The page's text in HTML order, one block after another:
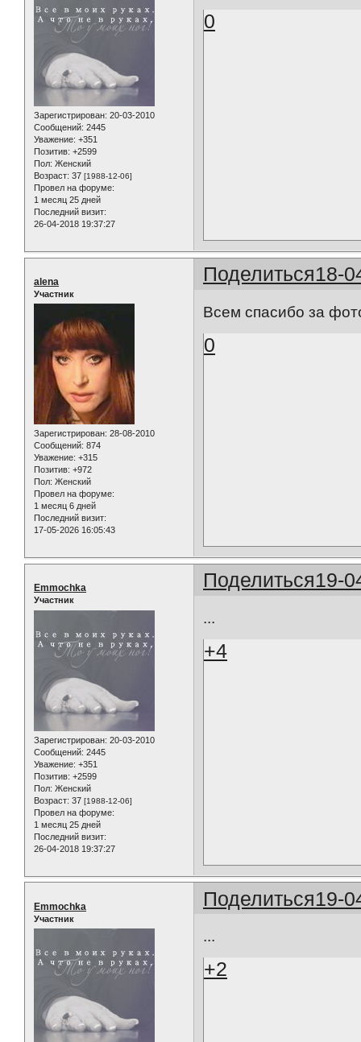
Зарегистрирован: 20-03-2010
Сообщений: 2445
Уважение: +351
Позитив: +2599
Пол: Женский
Возраст: 37 [1988-12-06]
Провел на форуме:
1 месяц 25 дней
Последний визит:
26-04-2018 19:37:27
0
Поделиться18-
alena
Участник
Зарегистрирован: 28-08-2010
Сообщений: 874
Уважение: +315
Позитив: +972
Пол: Женский
Провел на форуме:
1 месяц 6 дней
Последний визит:
17-05-2026 16:05:43
Всем спасибо за
0
Поделиться19-
Emmochka
Участник
Зарегистрирован: 20-03-2010
Сообщений: 2445
Уважение: +351
Позитив: +2599
Пол: Женский
Возраст: 37 [1988-12-06]
Провел на форуме:
1 месяц 25 дней
Последний визит:
26-04-2018 19:37:27
...
+4
Поделиться19-
Emmochka
Участник
...
+2